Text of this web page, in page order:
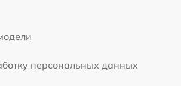
персональных данных